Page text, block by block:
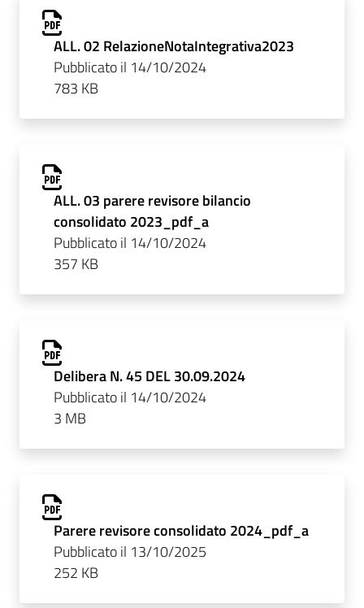
ALL. 02 RelazioneNotaIntegrativa2023
Pubblicato il 14/10/2024
783 KB
ALL. 03 parere revisore bilancio
consolidato 2023_pdf_a
Pubblicato il 14/10/2024
357 KB
Delibera N. 45 DEL 30.09.2024
Pubblicato il 14/10/2024
3 MB
Parere revisore consolidato 2024_pdf_a
Pubblicato il 13/10/2025
252 KB